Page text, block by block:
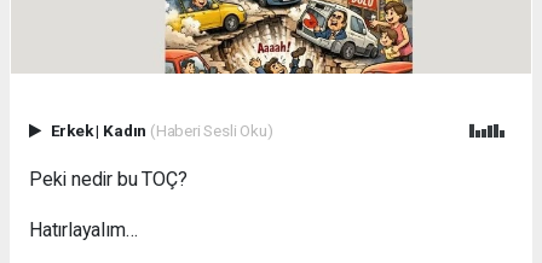
Erkek| Kadın (Haberi Sesli Oku)
Peki nedir bu TOÇ?
Hatırlayalım…